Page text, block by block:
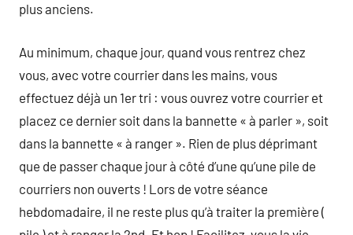
plus anciens.
Au minimum, chaque jour, quand vous rentrez chez
vous, avec votre courrier dans les mains, vous
effectuez déjà un 1er tri : vous ouvrez votre courrier et
placez ce dernier soit dans la bannette « à parler », soit
dans la bannette « à ranger ». Rien de plus déprimant
que de passer chaque jour à côté d’une qu’une pile de
courriers non ouverts ! Lors de votre séance
hebdomadaire, il ne reste plus qu’à traiter la première (